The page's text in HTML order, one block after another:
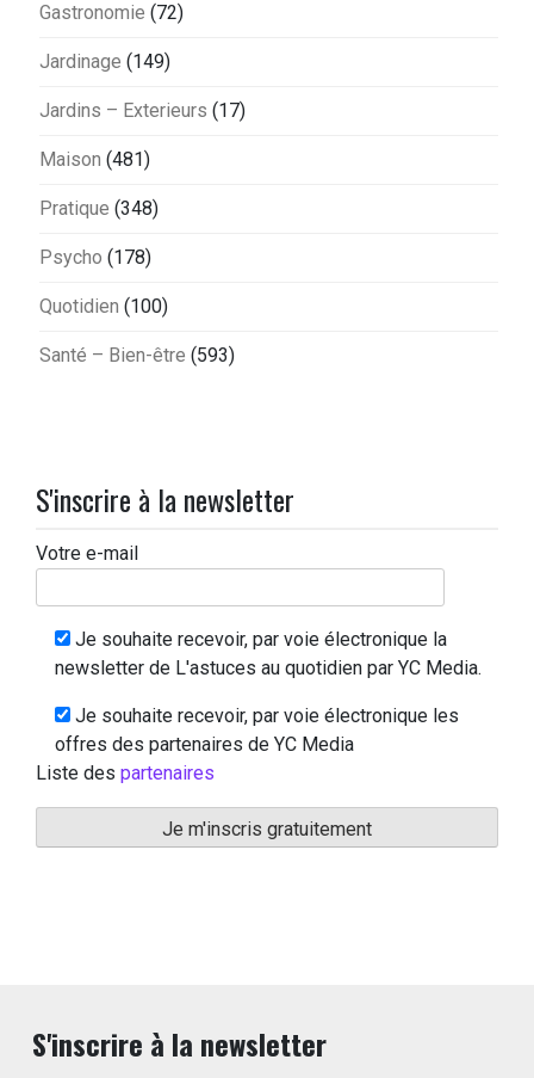
Gastronomie (72)
Jardinage (149)
Jardins – Exterieurs (17)
Maison (481)
Pratique (348)
Psycho (178)
Quotidien (100)
Santé – Bien-être (593)
S'inscrire à la newsletter
Votre e-mail
Je souhaite recevoir, par voie électronique la
newsletter de L'astuces au quotidien par YC Media.
Je souhaite recevoir, par voie électronique les
offres des partenaires de YC Media
Liste des partenaires
S'inscrire à la newsletter